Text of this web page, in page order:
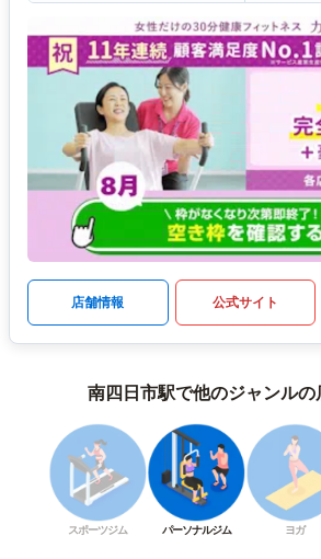
店舗情報 公式サイト
南四日市駅で他のジャンルの
スポーツジム パーソナルジム ヨガ